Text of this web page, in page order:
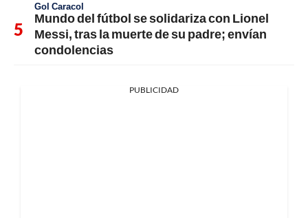
Gol Caracol
Mundo del fútbol se solidariza con Lionel
Messi, tras la muerte de su padre; envían
condolencias
PUBLICIDAD